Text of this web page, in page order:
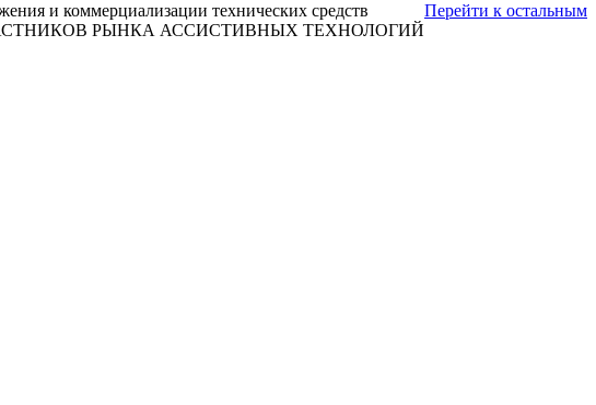
Перейти к остальным
и коммерциализации технических средств
РЫНКА АССИСТИВНЫХ ТЕХНОЛОГИЙ